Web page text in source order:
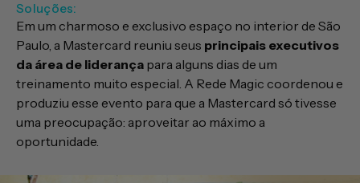
Soluções:
Em um charmoso e exclusivo espaço no interior de São
Paulo, a Mastercard reuniu seus principais executivos
da área de liderança para alguns dias de um
treinamento muito especial. A Rede Magic coordenou e
produziu esse evento para que a Mastercard só tivesse
uma preocupação: aproveitar ao máximo a
oportunidade.